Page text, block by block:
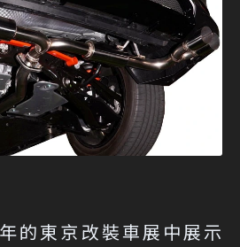
的東京改裝車展中展示